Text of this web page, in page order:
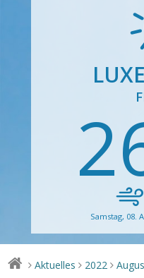
Samstag, 08.
> Aktuelles > 2022 >